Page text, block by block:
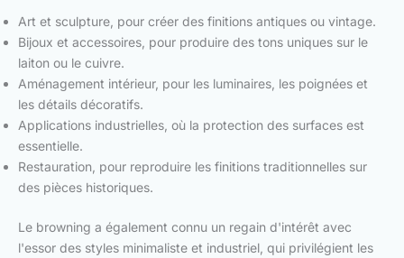
Art et sculpture, pour créer des finitions antiques ou vintage.
Bijoux et accessoires, pour produire des tons uniques sur le
laiton ou le cuivre.
Aménagement intérieur, pour les luminaires, les poignées et
les détails décoratifs.
Applications industrielles, où la protection des surfaces est
essentielle.
Restauration, pour reproduire les finitions traditionnelles sur
des pièces historiques.
Le browning a également connu un regain d'intérêt avec
l'essor des styles minimaliste et industriel, qui privilégient les